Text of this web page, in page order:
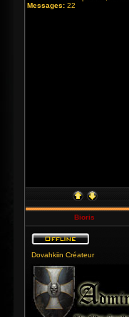
Messages: 22
Bioris
Dovahkiin Créateur